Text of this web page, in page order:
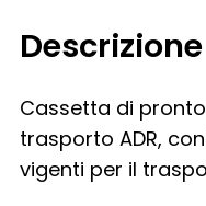
Descrizione
Cassetta di
trasporto ADR,
vigenti per il